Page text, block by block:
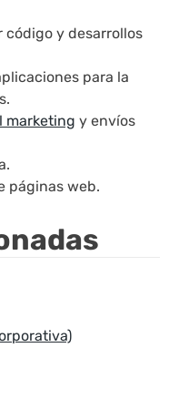
código y desarrollos
para la
marketing y envíos
páginas web.